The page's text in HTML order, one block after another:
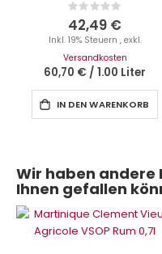
Rating:
0%
42,49 €
Inkl. 19% Steuern , exkl.
Versandkosten
60,70 € / 1.00 Liter
IN DEN WARENKORB
Wir haben andere
Ihnen gefallen